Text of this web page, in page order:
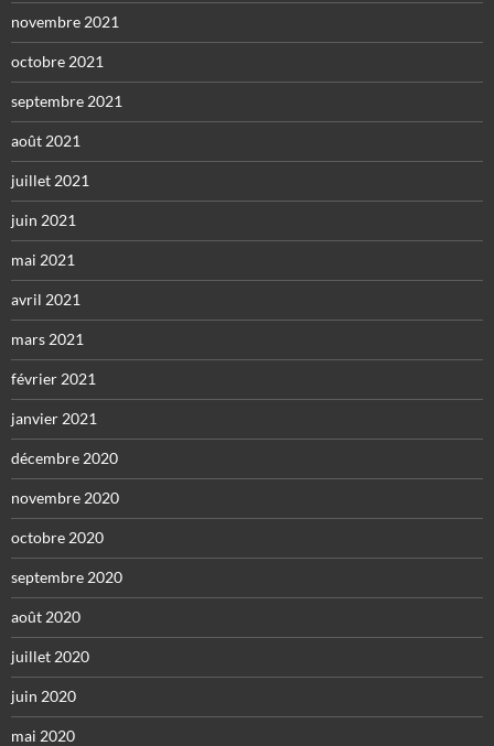
novembre 2021
octobre 2021
septembre 2021
août 2021
juillet 2021
juin 2021
mai 2021
avril 2021
mars 2021
février 2021
janvier 2021
décembre 2020
novembre 2020
octobre 2020
septembre 2020
août 2020
juillet 2020
juin 2020
mai 2020